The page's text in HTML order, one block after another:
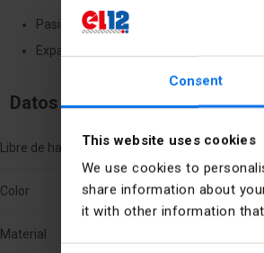
Consent
This website uses cookies
We use cookies to
share information about
it with other information
Pasillo de montaje para instalar el
Expansores de montaje para empotrar
Datos técnicos
Libre de halógeno Sí
Color Azul
Material